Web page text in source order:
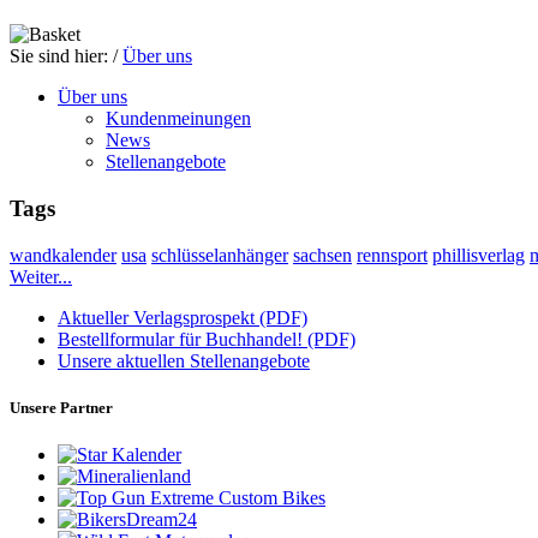
Sie sind hier: /Über uns
Über uns
Kundenmeinungen
News
Stellenangebote
Tags
wandkalender usa schlüsselanhänger sachsen rennsport phillisverlag
Weiter...
Aktueller Verlagsprospekt (PDF)
Bestellformular für Buchhandel! (PDF)
Unsere aktuellen Stellenangebote
Unsere Partner